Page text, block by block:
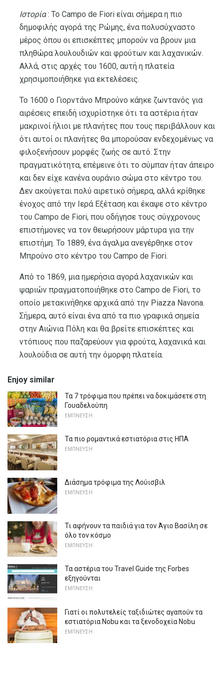
Ιστορία: Το Campo de Fiori είναι σήμερα η πιο
δημοφιλής αγορά της Ρώμης, ένα πολυσύχναστο
μέρος όπου οι επισκέπτες μπορούν να βρουν μια
πληθώρα λουλουδιών και φρούτων και λαχανικών.
Αλλά, στις αρχές του 1600, αυτή η πλατεία
χρησιμοποιήθηκε για εκτελέσεις.
Το 1600 ο Γιορντάνο Μπρούνο κάηκε ζωντανός για
αιρέσεις επειδή ισχυρίστηκε ότι τα αστέρια ήταν
μακρινοί ήλιοι με πλανήτες που τους περιβάλλουν και
ότι αυτοί οι πλανήτες θα μπορούσαν ενδεχομένως να
φιλοξενήσουν μορφές ζωής σε αυτό. Στην
πραγματικότητα, επέμεινε ότι το σύμπαν ήταν άπειρο
και δεν είχε κανένα ουράνιο σώμα στο κέντρο του.
Δεν ακούγεται πολύ αιρετικό σήμερα, αλλά κρίθηκε
ένοχος από την Ιερά Εξέταση και έκαψε στο κέντρο
του Campo de Fiori, που οδήγησε τους σύγχρονους
επιστήμονες να τον θεωρήσουν μάρτυρα για την
επιστήμη. Το 1889, ένα άγαλμα ανεγέρθηκε στον
Μπρούνο στο κέντρο του Campo de Fiori.
Από το 1869, μια ημερήσια αγορά λαχανικών και
ψαριών πραγματοποιήθηκε στο Campo de Fiori, το
οποίο μετακινήθηκε αρχικά από την Piazza Navona.
Σήμερα, αυτό είναι ένα από τα πιο γραφικά σημεία
στην Αιώνια Πόλη και θα βρείτε επισκέπτες και
ντόπιους που παζαρεύουν για φρούτα, λαχανικά και
λουλούδια σε αυτή την όμορφη πλατεία.
Enjoy similar
Τα 7 τρόφιμα που πρέπει να δοκιμάσετε στη
Γουαδελούπη
ΕΜΠΝΕΥΣΗ
Τα πιο ρομαντικά εστιατόρια στις ΗΠΑ
ΕΜΠΝΕΥΣΗ
Διάσημα τρόφιμα της Λούισβιλ
ΕΜΠΝΕΥΣΗ
Τι αφήνουν τα παιδιά για τον Άγιο Βασίλη σε
όλο τον κόσμο
ΕΜΠΝΕΥΣΗ
Τα αστέρια του Travel Guide της Forbes
εξηγούνται
ΕΜΠΝΕΥΣΗ
Γιατί οι πολυτελείς ταξιδιώτες αγαπούν τα
εστιατόρια Nobu και τα ξενοδοχεία Nobu
ΕΜΠΝΕΥΣΗ